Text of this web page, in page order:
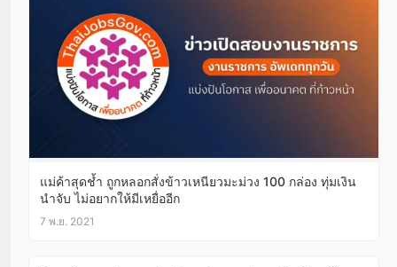
แม่ค้าสุดช้ำ ถูกหลอกสั่งข้าวเหนียวมะม่วง 100 กล่อง ทุ่มเงิน
นำจับ ไม่อยากให้มีเหยื่ออีก
7 พ.ย. 2021